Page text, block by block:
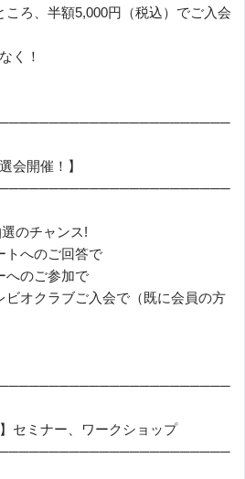
ころ、半額5,000円（税込）でご入会
く！
会開催！】
のチャンス!
へのご回答で
へのご参加で
オクラブご入会で（既に会員の方
セミナー、ワークショップ